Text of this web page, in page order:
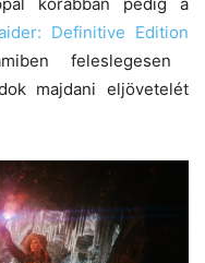
Definitive Edition
feleslegesen
majdani eljövetelét